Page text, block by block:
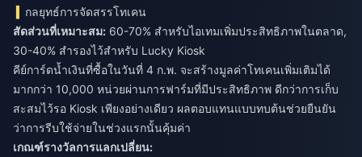
กลยุทธ์การจัดสรรโทเคน
สัดส่วนที่เหมาะสม: 60-70% สำหรับไอเทมเพิ่มประสิทธิภาพในตลาด,
30-40% สำรองไว้สำหรับ Lucky Kiosk
คีย์การ์ดน้ำเงินที่ซื้อในวันที่ 4 ก.พ. จะสร้างมูลค่าโทเคนเพิ่มเติมได้
มากกว่า 10,000 หน่วยผ่านการฟาร์มที่มีประสิทธิภาพ ดีกว่าการเก็บ
สะสมไว้รอ Kiosk เพียงอย่างเดียว ผลตอบแทนแบบทบต้นช่วยยืนยัน
ว่าการรีบใช้จ่ายในช่วงแรกนั้นคุ้มค่า
เกณฑ์รางวัลการแลกเปลี่ยน: